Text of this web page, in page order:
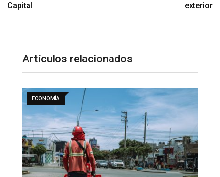
Capital
exterior
Artículos relacionados
ECONOMÍA